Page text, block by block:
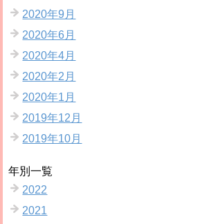
2020年9月
2020年6月
2020年4月
2020年2月
2020年1月
2019年12月
2019年10月
年別一覧
2022
2021